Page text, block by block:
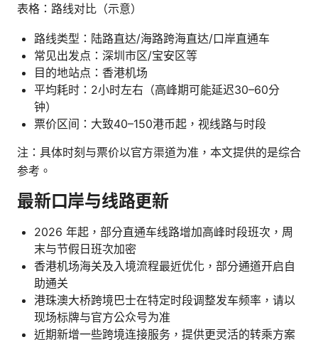
表格：路线对比（示意）
路线类型：陆路直达/海路跨海直达/口岸直通车
常见出发点：深圳市区/宝安区等
目的地站点：香港机场
平均耗时：2小时左右（高峰期可能延迟30–60分
钟）
票价区间：大致40–150港币起，视线路与时段
注：具体时刻与票价以官方渠道为准，本文提供的是综合
参考。
最新口岸与线路更新
2026 年起，部分直通车线路增加高峰时段班次，周
末与节假日班次加密
香港机场海关及入境流程最近优化，部分通道开启自
助通关
港珠澳大桥跨境巴士在特定时段调整发车频率，请以
现场标牌与官方公众号为准
近期新增一些跨境连接服务，提供更灵活的转乘方案